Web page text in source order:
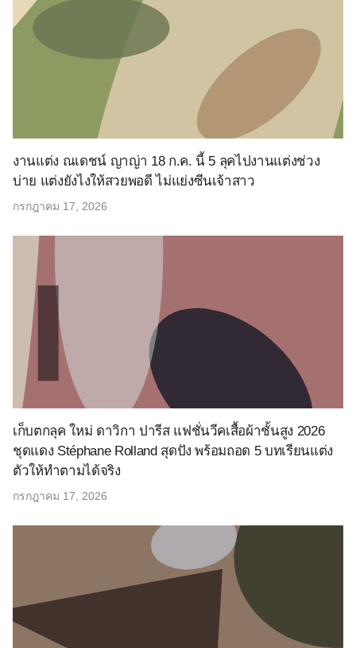
งานแต่ง ณเดชน์ ญาญ่า 18 ก.ค. นี้ 5 ลุคไปงานแต่งช่วง
บ่าย แต่งยังไงให้สวยพอดี ไม่แย่งซีนเจ้าสาว
กรกฎาคม 17, 2026
เก็บตกลุค ใหม่ ดาวิกา ปารีส แฟชั่นวีคเสื้อผ้าชั้นสูง 2026
ชุดแดง Stéphane Rolland สุดปัง พร้อมถอด 5 บทเรียนแต่ง
ตัวให้ทำตามได้จริง
กรกฎาคม 17, 2026